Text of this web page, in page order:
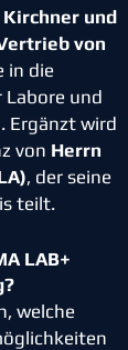
und
von
in die
und
Ergänzt wird
von Herrn
, der seine
teilt.
LAB+
welche